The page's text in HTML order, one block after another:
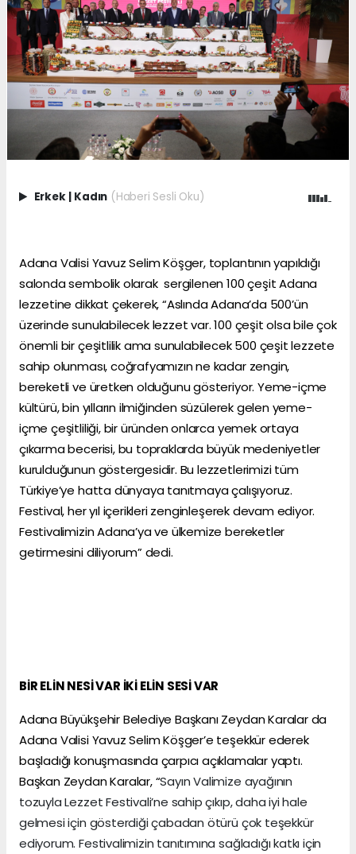
Erkek | Kadın (Haberi Sesli Oku)
Adana Valisi Yavuz Selim Köşger, toplantının yapıldığı
salonda sembolik olarak sergilenen 100 çeşit Adana
lezzetine dikkat çekerek, “Aslında Adana’da 500’ün
üzerinde sunulabilecek lezzet var. 100 çeşit olsa bile çok
önemli bir çeşitlilik ama sunulabilecek 500 çeşit lezzete
sahip olunması, coğrafyamızın ne kadar zengin,
bereketli ve üretken olduğunu gösteriyor. Yeme-içme
kültürü, bin yılların ilmiğinden süzülerek gelen yeme-
içme çeşitliliği, bir üründen onlarca yemek ortaya
çıkarma becerisi, bu topraklarda büyük medeniyetler
kurulduğunun göstergesidir. Bu lezzetlerimizi tüm
Türkiye’ye hatta dünyaya tanıtmaya çalışıyoruz.
Festival, her yıl içerikleri zenginleşerek devam ediyor.
Festivalimizin Adana’ya ve ülkemize bereketler
getirmesini diliyorum” dedi.
BİR ELİN NESİ VAR İKİ ELİN SESİ VAR
Adana Büyükşehir Belediye Başkanı Zeydan Karalar da
Adana Valisi Yavuz Selim Köşger’e teşekkür ederek
başladığı konuşmasında çarpıcı açıklamalar yaptı.
Başkan Zeydan Karalar, “Sayın Valimize ayağının
tozuyla Lezzet Festivali’ne sahip çıkıp, daha iyi hale
gelmesi için gösterdiği çabadan ötürü çok teşekkür
ediyorum. Festivalimizin tanıtımına sağladığı katkı için